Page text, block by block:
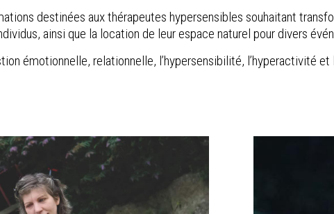
destinées aux thérapeutes hypersensibles souhaitant
ainsi que la location de leur espace naturel pour divers
émotionnelle, relationnelle, l’hypersensibilité, l’hyperactivité